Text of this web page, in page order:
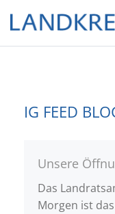
IG FEED
Unsere
Das
Morgen ist